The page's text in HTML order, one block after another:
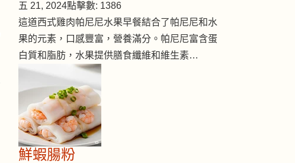
五 21, 2024點擊數: 1386
這道西式雞肉帕尼尼水果早餐結合了帕尼尼和水
果的元素，口感豐富，營養滿分。帕尼尼富含蛋
白質和脂肪，水果提供膳食纖維和維生素…
鮮蝦腸粉